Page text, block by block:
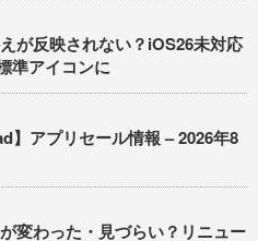
が反映されない？iOS26未対応
準アイコンに
】アプリセール情報 – 2026年8
変わった・見づらい？リニュー